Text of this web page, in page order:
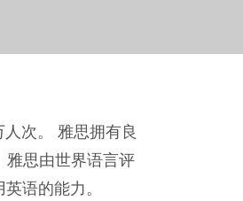
次。 雅思拥有良
雅思由世界语言评
语的能力。